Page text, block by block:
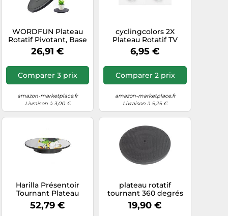
WORDFUN Plateau
Rotatif Pivotant, Base
De Moniteur Rotative
À 360°, Diamètre : 40
Rotative, Rond
Plateau Pivotant, pour
Haut-parleurs, Plantes
D'intérieur
26,91 €
Comparer 3 prix
amazon-marketplace.fr
Livraison à 3,00 €
cyclingcolors 2X
Plateau Rotatif TV
tournette à Bille carré
à roulement à Billes
Plaque Pivotant
Meuble HiFi
Support Ecran
Ordinateur
6,95 €
Comparer 2 prix
amazon-marketplace.fr
Livraison à 5,25 €
Harilla Présentoir
Tournant Plateau
Rotatif Base Miroir
Support Motorisé
52,79 €
plateau rotatif
tournant 360 degrés
pour tv 100kg maxi
19,90 €